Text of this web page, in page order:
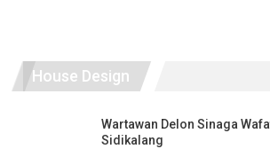
House Design
Wartawan Delon Sinaga
Sidikalang